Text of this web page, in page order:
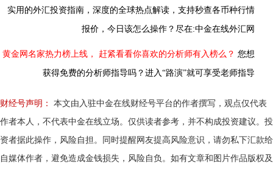
实用的外汇投资指南， 深度的全球热点解读， 支持秒查各币种行情
报价，今日该怎么操作？尽在:中金在线外汇网
黄金网名家热力榜上线， 赶紧看看你喜欢的分析师有入榜么？ 您想
获得免费的分析师指导吗？进入“路演”就可享受老师指导
财经号声明：
本文由入驻中金在线财经号平台的作者撰写，观点仅代表
作者本人，不代表中金在线立场。仅供读者参考，并不构成投资建议。投
资者据此操作，风险自担。同时提醒网友提高风险意识，请勿私下汇款给
自媒体作者，避免造成金钱损失，风险自负。如有文章和图片作品版权及